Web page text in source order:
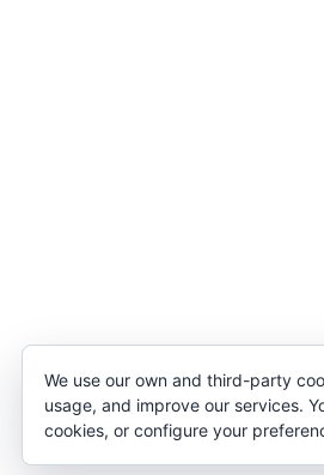
We use our own and third-party
usage, and improve our services.
cookies, or configure your